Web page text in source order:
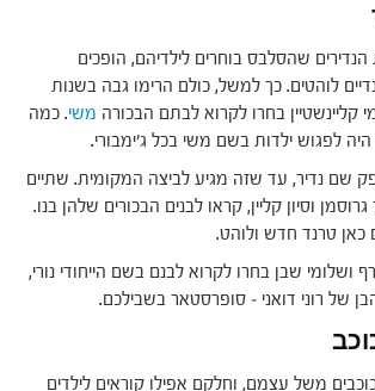
שהסלבס בוחרים לילדיהם, הופכים
לוהטים. כך למשל, כולם הרימו גבה בשנות
קליינשטיין בחרו לקרוא לבתם הבכורה משי. כמה
לפגוש ילדות בשם משי בכל ג'ימבורי.
שם נדיר, עד שזה מגיע לביצה המקומית. שתיים
וסיון קליין, קראו לבנים הבכורים שלהן בנו.
כאן טרנד חדש ולוהט.
ושלומי שבן בחרו לקרוא לבנם בשם הייחודי נורי,
של רוני דואני – סופרסטאר בשבילכם.
משל עצמם, וחלקם אפילו קוראים לילדים